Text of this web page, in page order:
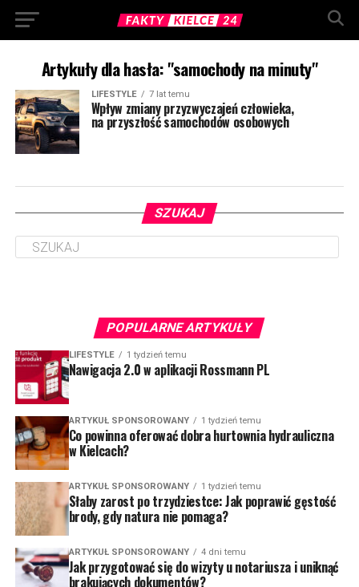
Artykuły dla hasła: "samochody na minuty"
LIFESTYLE 7 lat temu
Wpływ zmiany przyzwyczajeń człowieka,
na przyszłość samochodów osobowych
SZUKAJ
POPULARNE ARTYKUŁY
LIFESTYLE 1 tydzień temu
Nawigacja 2.0 w aplikacji Rossmann PL
ARTYKUŁ SPONSOROWANY 1 tydzień temu
Co powinna oferować dobra hurtownia hydrauliczna
w Kielcach?
ARTYKUŁ SPONSOROWANY 1 tydzień temu
Słaby zarost po trzydziestce: Jak poprawić gęstość
brody, gdy natura nie pomaga?
ARTYKUŁ SPONSOROWANY 4 dni temu
Jak przygotować się do wizyty u notariusza i uniknąć
brakujących dokumentów?